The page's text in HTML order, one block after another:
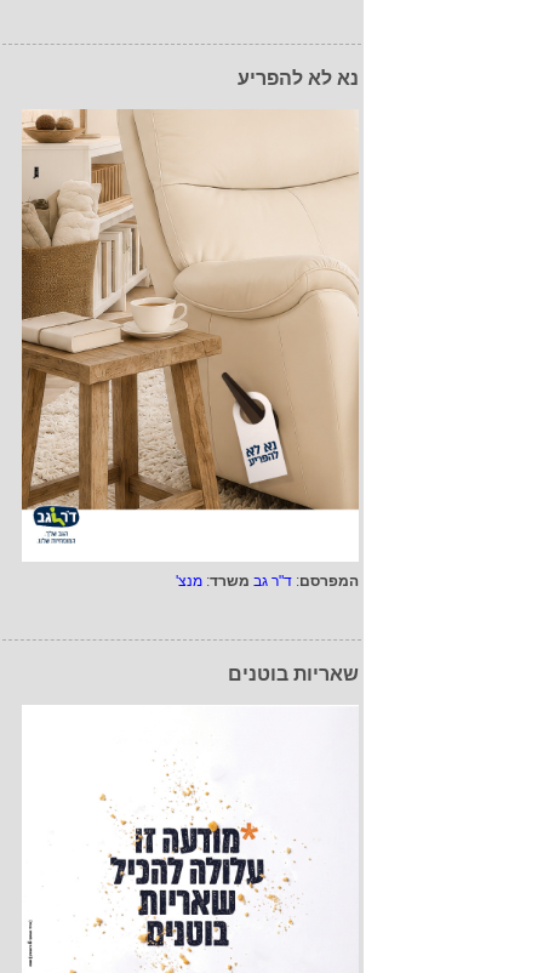
נא לא להפריע
המפרסם: ד"ר גב משרד: מנצ'
שאריות בוטנים